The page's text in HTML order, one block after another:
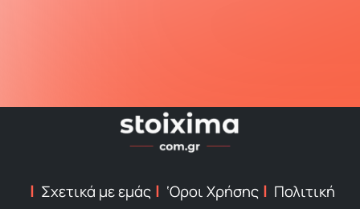
Σχετικά με εμάς ‘Οροι Χρήσης
Πολιτική